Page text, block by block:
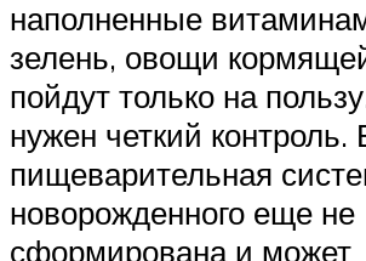
наполненные
зелень, овощи
пойдут только на
нужен четкий контроль.
пищеварительная
новорожденного еще не
сформирована и может